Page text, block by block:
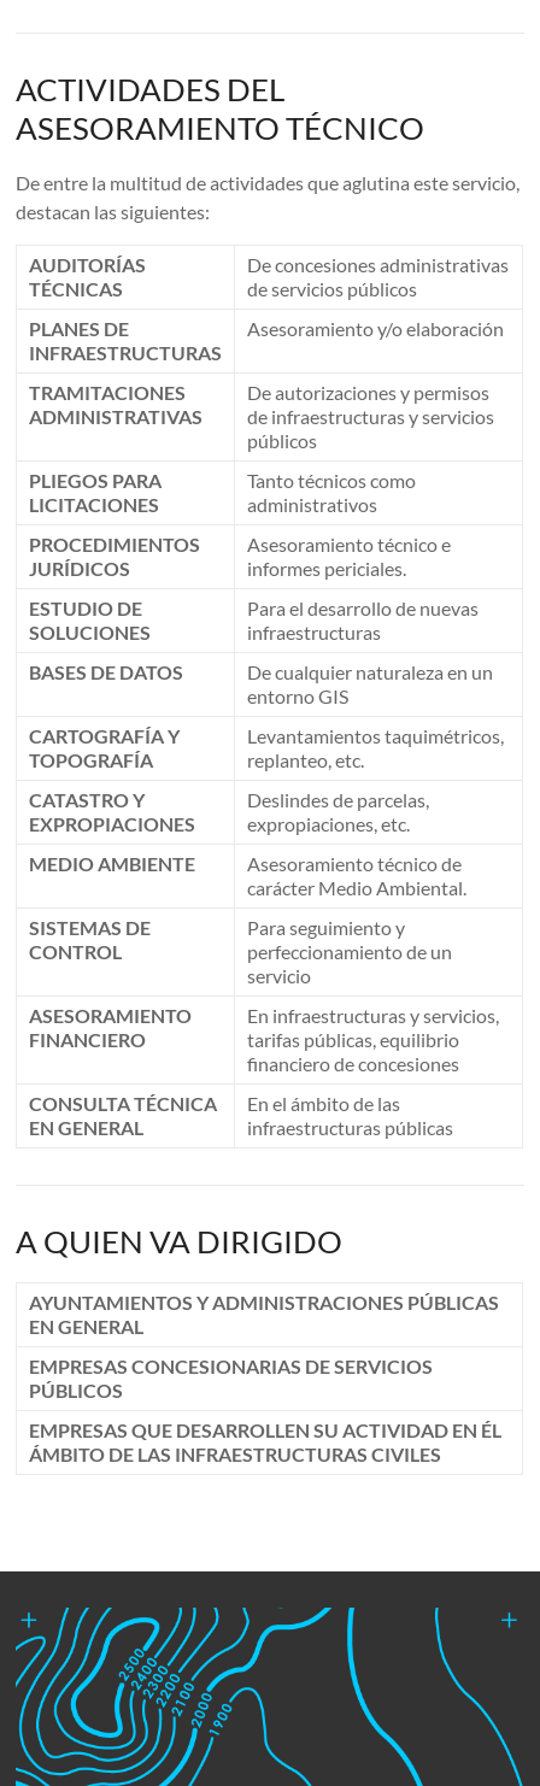
ACTIVIDADES DEL
ASESORAMIENTO TÉCNICO
De entre la multitud de actividades que aglutina este servicio,
destacan las siguientes:
AUDITORÍAS
TÉCNICAS
De concesiones administrativas
de servicios públicos
PLANES DE
INFRAESTRUCTURAS
Asesoramiento y/o elaboración
TRAMITACIONES
ADMINISTRATIVAS
De autorizaciones y permisos
de infraestructuras y servicios
públicos
PLIEGOS PARA
LICITACIONES
Tanto técnicos como
administrativos
PROCEDIMIENTOS
JURÍDICOS
Asesoramiento técnico e
informes periciales.
ESTUDIO DE
SOLUCIONES
Para el desarrollo de nuevas
infraestructuras
BASES DE DATOS
De cualquier naturaleza en un
entorno GIS
CARTOGRAFÍA Y
TOPOGRAFÍA
Levantamientos taquimétricos,
replanteo, etc.
CATASTRO Y
EXPROPIACIONES
Deslindes de parcelas,
expropiaciones, etc.
MEDIO AMBIENTE
Asesoramiento técnico de
carácter Medio Ambiental.
SISTEMAS DE
CONTROL
Para seguimiento y
perfeccionamiento de un
servicio
ASESORAMIENTO
FINANCIERO
En infraestructuras y servicios,
tarifas públicas, equilibrio
financiero de concesiones
CONSULTA TÉCNICA
EN GENERAL
En el ámbito de las
infraestructuras públicas
A QUIEN VA DIRIGIDO
AYUNTAMIENTOS Y ADMINISTRACIONES PÚBLICAS
EN GENERAL
EMPRESAS CONCESIONARIAS DE SERVICIOS
PÚBLICOS
EMPRESAS QUE DESARROLLEN SU ACTIVIDAD EN ÉL
ÁMBITO DE LAS INFRAESTRUCTURAS CIVILES